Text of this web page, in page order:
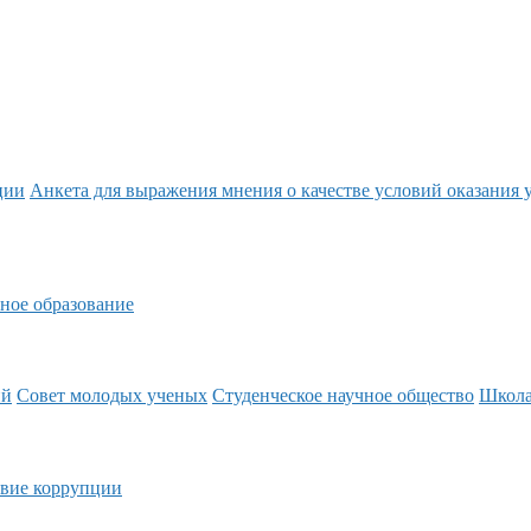
Анкета для выражения мнения о качестве условий оказания
образование
Совет молодых ученых Студенческое научное общество
коррупции